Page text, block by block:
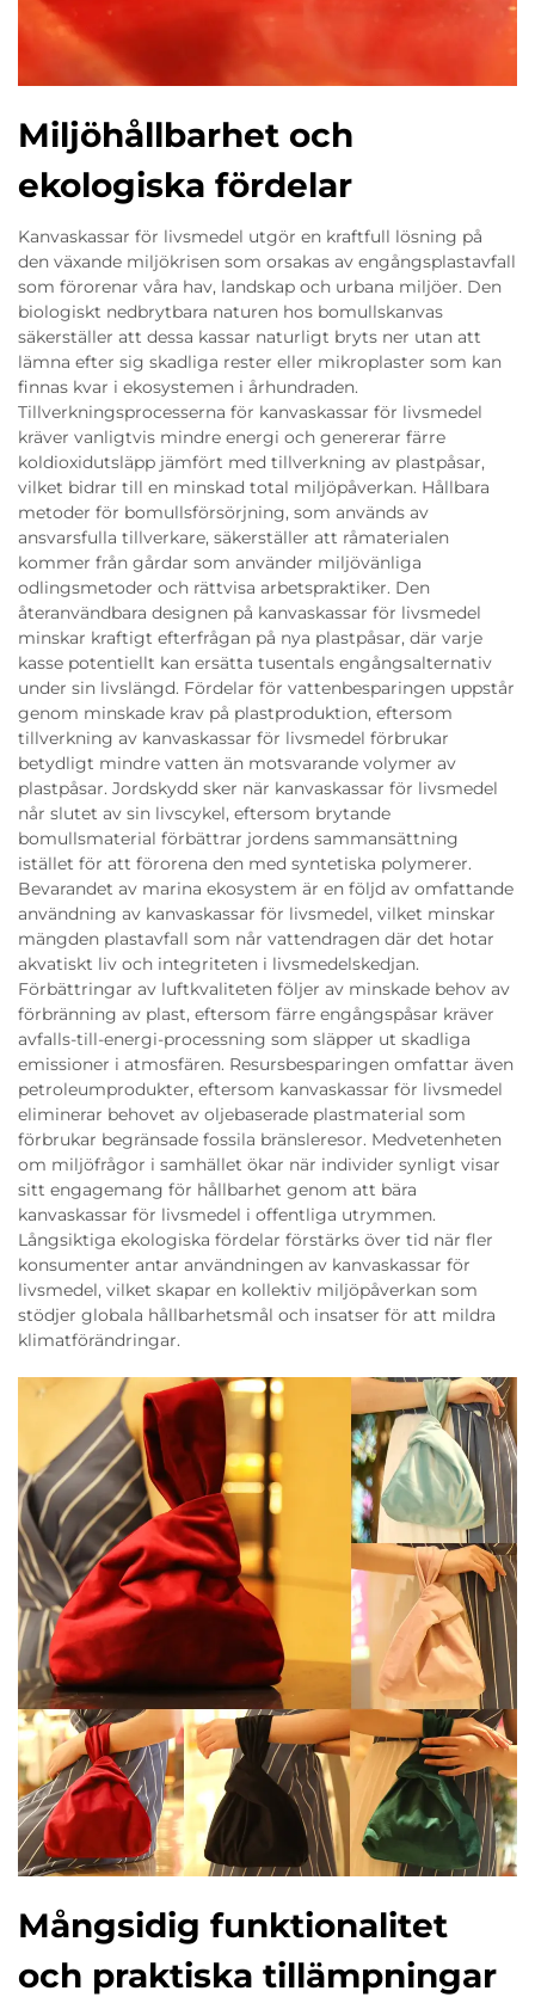
Miljöhållbarhet och
ekologiska fördelar
Kanvaskassar för livsmedel utgör en kraftfull lösning på
den växande miljökrisen som orsakas av engångsplastavfall
som förorenar våra hav, landskap och urbana miljöer. Den
biologiskt nedbrytbara naturen hos bomullskanvas
säkerställer att dessa kassar naturligt bryts ner utan att
lämna efter sig skadliga rester eller mikroplaster som kan
finnas kvar i ekosystemen i århundraden.
Tillverkningsprocesserna för kanvaskassar för livsmedel
kräver vanligtvis mindre energi och genererar färre
koldioxidutsläpp jämfört med tillverkning av plastpåsar,
vilket bidrar till en minskad total miljöpåverkan. Hållbara
metoder för bomullsförsörjning, som används av
ansvarsfulla tillverkare, säkerställer att råmaterialen
kommer från gårdar som använder miljövänliga
odlingsmetoder och rättvisa arbetspraktiker. Den
återanvändbara designen på kanvaskassar för livsmedel
minskar kraftigt efterfrågan på nya plastpåsar, där varje
kasse potentiellt kan ersätta tusentals engångsalternativ
under sin livslängd. Fördelar för vattenbesparingen uppstår
genom minskade krav på plastproduktion, eftersom
tillverkning av kanvaskassar för livsmedel förbrukar
betydligt mindre vatten än motsvarande volymer av
plastpåsar. Jordskydd sker när kanvaskassar för livsmedel
når slutet av sin livscykel, eftersom brytande
bomullsmaterial förbättrar jordens sammansättning
istället för att förorena den med syntetiska polymerer.
Bevarandet av marina ekosystem är en följd av omfattande
användning av kanvaskassar för livsmedel, vilket minskar
mängden plastavfall som når vattendragen där det hotar
akvatiskt liv och integriteten i livsmedelskedjan.
Förbättringar av luftkvaliteten följer av minskade behov av
förbränning av plast, eftersom färre engångspåsar kräver
avfalls-till-energi-processning som släpper ut skadliga
emissioner i atmosfären. Resursbesparingen omfattar även
petroleumprodukter, eftersom kanvaskassar för livsmedel
eliminerar behovet av oljebaserade plastmaterial som
förbrukar begränsade fossila bränsleresor. Medvetenheten
om miljöfrågor i samhället ökar när individer synligt visar
sitt engagemang för hållbarhet genom att bära
kanvaskassar för livsmedel i offentliga utrymmen.
Långsiktiga ekologiska fördelar förstärks över tid när fler
konsumenter antar användningen av kanvaskassar för
livsmedel, vilket skapar en kollektiv miljöpåverkan som
stödjer globala hållbarhetsmål och insatser för att mildra
klimatförändringar.
Mångsidig funktionalitet
och praktiska tillämpningar